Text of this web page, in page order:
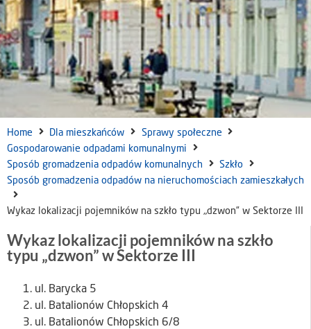
Home Dla mieszkańców
Sprawy społeczne
Gospodarowanie odpadami komunalnymi
Sposób gromadzenia odpadów komunalnych
Szkło
Sposób gromadzenia odpadów na nieruchomościach zamieszkałych
Wykaz lokalizacji pojemników na szkło typu „dzwon” w Sektorze III
Wykaz lokalizacji pojemników na szkło
typu „dzwon” w Sektorze III
ul. Barycka 5
ul. Batalionów Chłopskich 4
ul. Batalionów Chłopskich 6/8